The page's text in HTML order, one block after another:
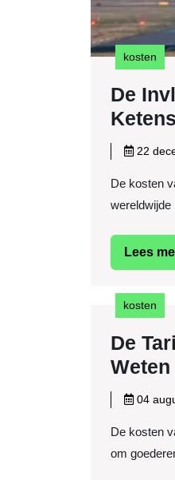
kosten
De
Ketens
22
De kosten
wereldwijde
Lees
kosten
De
Weten
04
De kosten
om